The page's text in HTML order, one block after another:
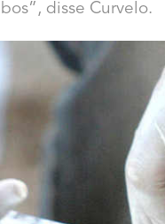
disse Curvelo.